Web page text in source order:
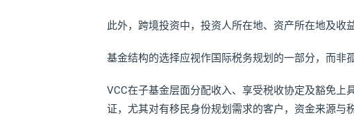
此外，跨境投资中，投资人所在地、资产所在地及收
基金结构的选择应视作国际税务规划的一部分，而非
VCC在子基金层面分配收入、享受税收协定及豁免上
证，尤其对有移民身份规划需求的客户，资金来源与